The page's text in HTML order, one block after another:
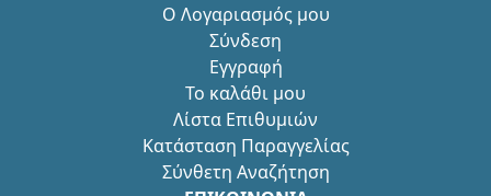
Ο Λογαριασμός μου
Σύνδεση
Εγγραφή
Το καλάθι μου
Λίστα Επιθυμιών
Κατάσταση Παραγγελίας
Σύνθετη Αναζήτηση